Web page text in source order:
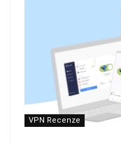
VPN Recenze